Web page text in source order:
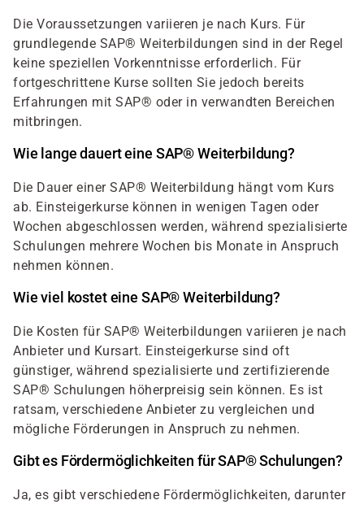
Die Voraussetzungen variieren je nach Kurs. Für
grundlegende SAP® Weiterbildungen sind in der Regel
keine speziellen Vorkenntnisse erforderlich. Für
fortgeschrittene Kurse sollten Sie jedoch bereits
Erfahrungen mit SAP® oder in verwandten Bereichen
mitbringen.
Wie lange dauert eine SAP® Weiterbildung?
Die Dauer einer SAP® Weiterbildung hängt vom Kurs
ab. Einsteigerkurse können in wenigen Tagen oder
Wochen abgeschlossen werden, während spezialisierte
Schulungen mehrere Wochen bis Monate in Anspruch
nehmen können.
Wie viel kostet eine SAP® Weiterbildung?
Die Kosten für SAP® Weiterbildungen variieren je nach
Anbieter und Kursart. Einsteigerkurse sind oft
günstiger, während spezialisierte und zertifizierende
SAP® Schulungen höherpreisig sein können. Es ist
ratsam, verschiedene Anbieter zu vergleichen und
mögliche Förderungen in Anspruch zu nehmen.
Gibt es Fördermöglichkeiten für SAP® Schulungen?
Ja, es gibt verschiedene Fördermöglichkeiten, darunter